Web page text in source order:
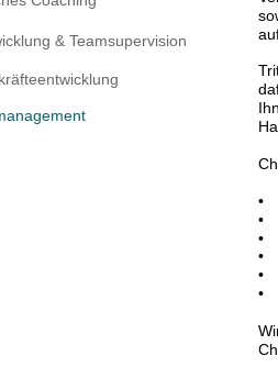
•
•
•
•
•
•
& Teamsupervision